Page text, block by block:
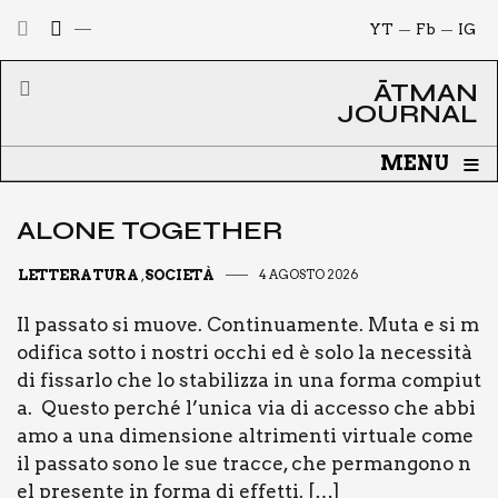
IG
Fb
YT
ĀTMAN
JOURNAL
MENU ≡
ALO­NE TOGE­THER
LETTERATURA ,SOCIETÀ 4 AGOSTO 2026
Il pas­sa­to si muo­ve. Con­ti­nua­men­te. Muta e si m
odi­fi­ca sot­to i nostri occhi ed è solo la neces­si­tà
di fis­sar­lo che lo sta­bi­liz­za in una for­ma com­piu­t
a. Que­sto per­ché l’unica via di acces­so che abbi
a­mo a una dimen­sio­ne altri­men­ti vir­tua­le come
il pas­sa­to sono le sue trac­ce, che per­man­go­no n
el pre­sen­te in for­ma di effet­ti. […]